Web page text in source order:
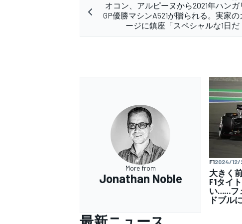
オコン、アルピーヌから2021年ハンガ
GP優勝マシンA521が贈られる。実家の
ージに鎮座「スペシャルな1日だ
More from
Jonathan Noble
F12024/12/
大きく
F1タイ
い……フ
ドブル